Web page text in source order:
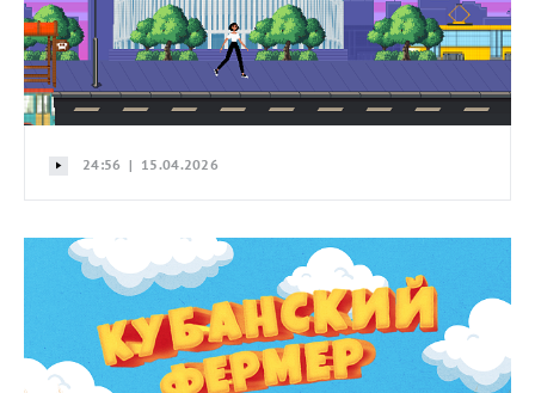
24:56 | 15.04.2026